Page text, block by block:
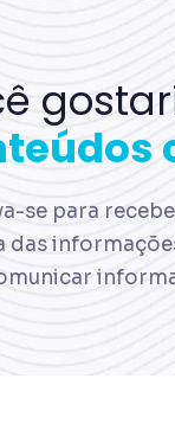
se para
das